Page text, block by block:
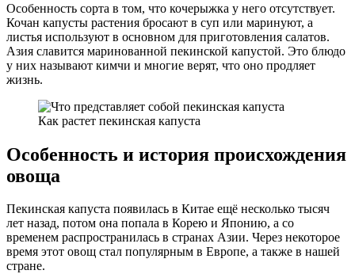
Особенность сорта в том, что кочерыжка у него отсутствует.
Кочан капусты растения бросают в суп или маринуют, а
листья используют в основном для приготовления салатов.
Азия славится маринованной пекинской капустой. Это блюдо
у них называют кимчи и многие верят, что оно продляет
жизнь.
Как растет пекинская капуста
Особенность и история происхождения
овоща
Пекинская капуста появилась в Китае ещё несколько тысяч
лет назад, потом она попала в Корею и Японию, а со
временем распространилась в странах Азии. Через некоторое
время этот овощ стал популярным в Европе, а также в нашей
стране.